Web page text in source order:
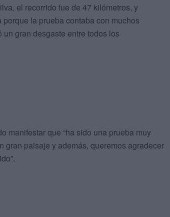
el recorrido fue de 47 kilómetros, y
la prueba contaba con muchos
gran desgaste entre todos los
manifestar que “ha sido una prueba muy
gran paisaje y además, queremos agradecer